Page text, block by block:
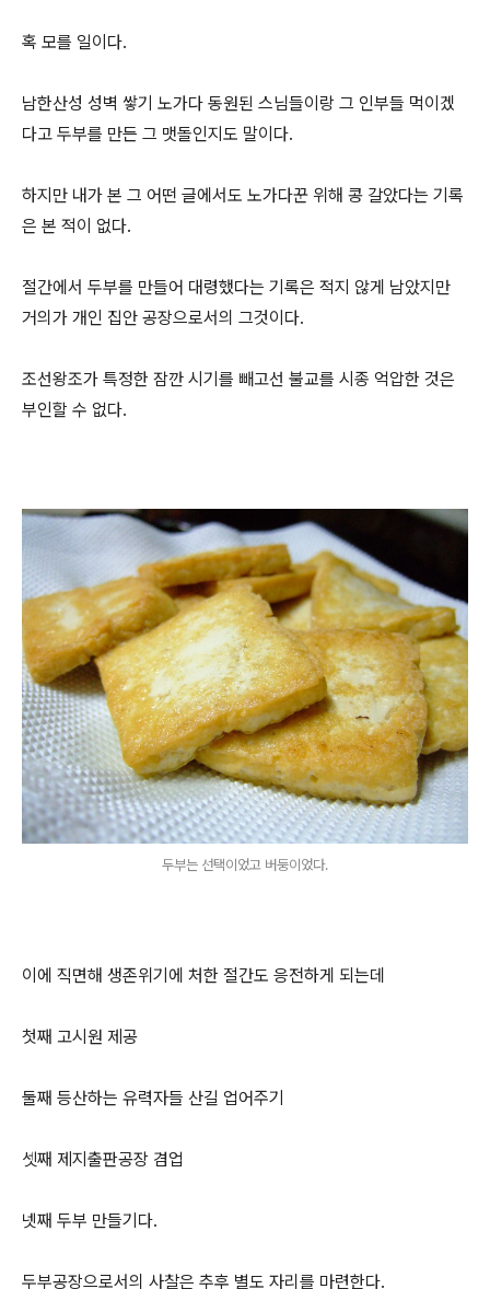
혹 모를 일이다.
남한산성 성벽 쌓기 노가다 동원된 스님들이랑 그 인부들 먹이겠
다고 두부를 만든 그 맷돌인지도 말이다.
하지만 내가 본 그 어떤 글에서도 노가다꾼 위해 콩 갈았다는 기록
은 본 적이 없다.
절간에서 두부를 만들어 대령했다는 기록은 적지 않게 남았지만
거의가 개인 집안 공장으로서의 그것이다.
조선왕조가 특정한 잠깐 시기를 빼고선 불교를 시종 억압한 것은
부인할 수 없다.
두부는 선택이었고 버둥이었다.
이에 직면해 생존위기에 처한 절간도 응전하게 되는데
첫째 고시원 제공
둘째 등산하는 유력자들 산길 업어주기
셋째 제지출판공장 겸업
넷째 두부 만들기다.
두부공장으로서의 사찰은 추후 별도 자리를 마련한다.